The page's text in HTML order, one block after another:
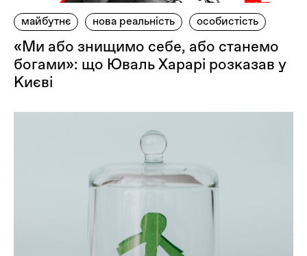
майбутнє нова реальність особистість
«Ми або знищимо себе, або станемо
богами»: що Юваль Харарі розказав у
Києві